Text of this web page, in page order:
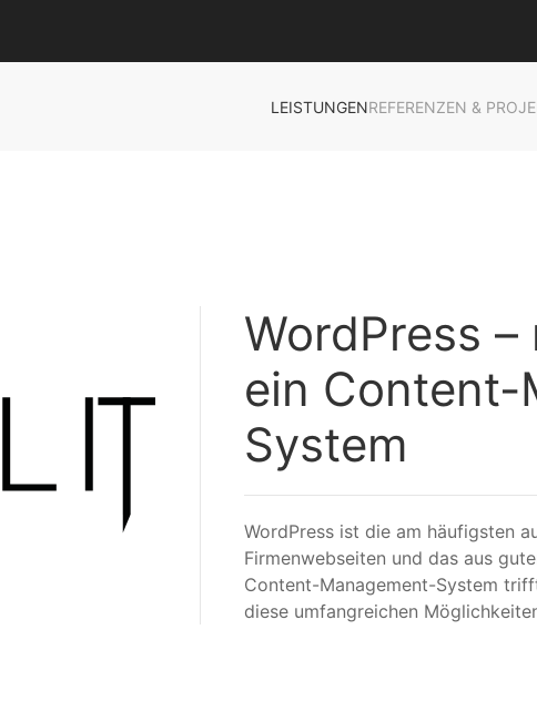
LEISTUNGENREFERENZEN &
WordPress
ein Content-
System
WordPress ist die am häufigsten
Firmenwebseiten und das aus
Content-Management-System
diese umfangreichen